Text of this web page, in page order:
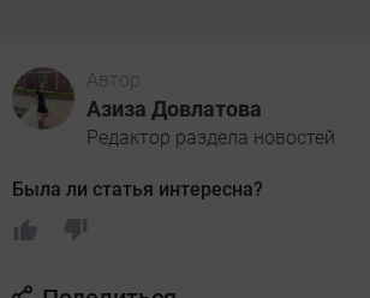
Автор
Азиза Довлатова
Редактор раздела новостей
Была ли статья интересна?